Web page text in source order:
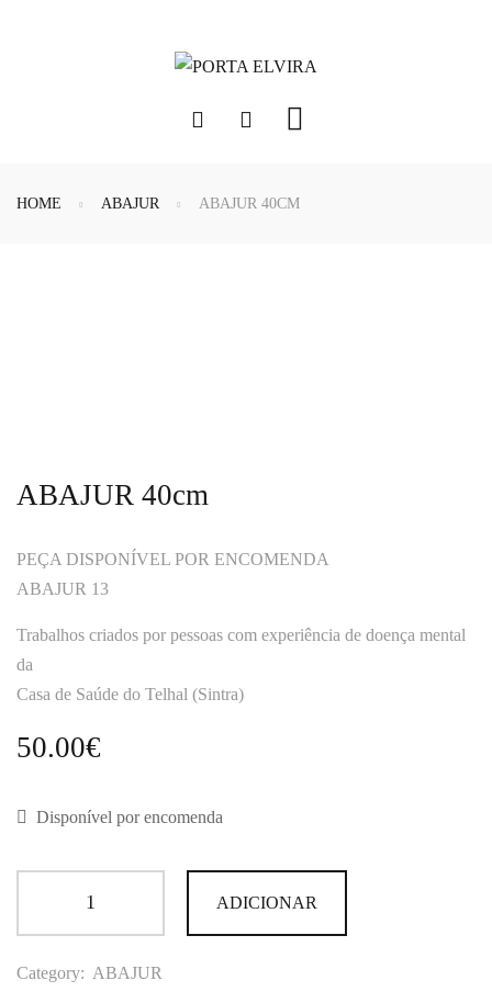
HOME ABAJUR ABAJUR 40CM
ABAJUR 40cm
PEÇA DISPONÍVEL POR ENCOMENDA
ABAJUR 13
Trabalhos criados por pessoas com experiência de doença mental
da
Casa de Saúde do Telhal (Sintra)
50.00€
Disponível por encomenda
ADICIONAR
Category: ABAJUR